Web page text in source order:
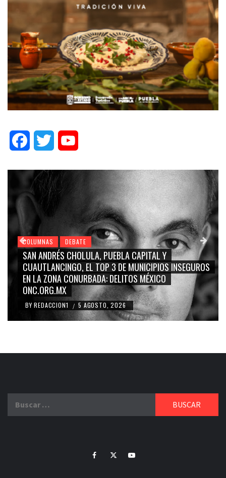
FacebookTwitter
COLUMNAS DEBATE
GRACE PALOMARES, NAY SALVATORI, SERGIO MAYER,
CARMEN SALINAS “LA CORCHOLATA”, CUAUHTÉMOC
BLANCO, SILVIA PINAL: LA TRIVIALIZACIÓN Y
RIDICULIZACIÓN DE LA REPRESENTACIÓN CIUDADANA
BY REDACCION1 / 4 AGOSTO, 2026
FacebookTwitterYoutube